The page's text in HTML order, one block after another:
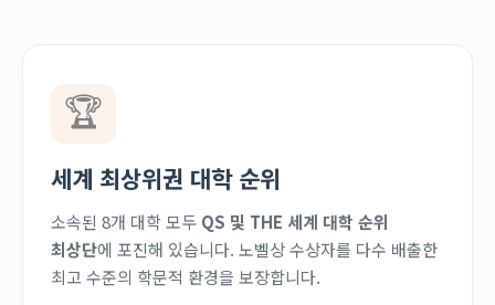
🏆
세계 최상위권 대학 순위
소속된 8개 대학 모두 QS 및 THE 세계 대학 순위
최상단에 포진해 있습니다. 노벨상 수상자를 다수 배출한
최고 수준의 학문적 환경을 보장합니다.